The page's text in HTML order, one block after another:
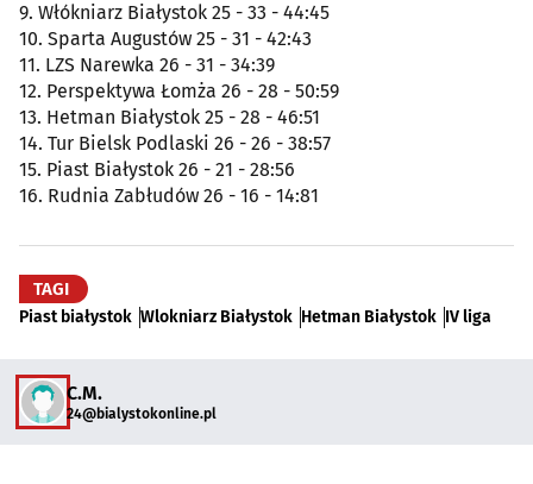
9. Włókniarz Białystok 25 - 33 - 44:45
10. Sparta Augustów 25 - 31 - 42:43
11. LZS Narewka 26 - 31 - 34:39
12. Perspektywa Łomża 26 - 28 - 50:59
13. Hetman Białystok 25 - 28 - 46:51
14. Tur Bielsk Podlaski 26 - 26 - 38:57
15. Piast Białystok 26 - 21 - 28:56
16. Rudnia Zabłudów 26 - 16 - 14:81
TAGI
Piast białystok Wlokniarz Białystok Hetman Białystok IV liga
C.M.
24@bialystokonline.pl